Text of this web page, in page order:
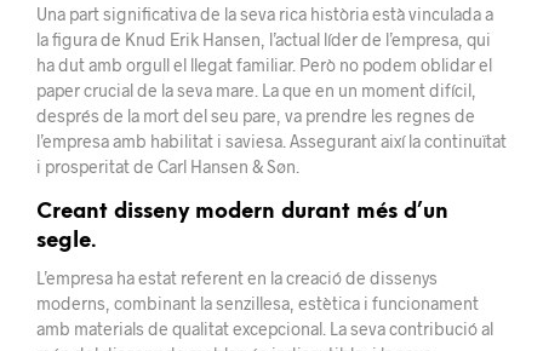
Una part significativa de la seva rica història està vinculada a
la figura de Knud Erik Hansen, l’actual líder de l’empresa, qui
ha dut amb orgull el llegat familiar. Però no podem oblidar el
paper crucial de la seva mare. La que en un moment difícil,
després de la mort del seu pare, va prendre les regnes de
l’empresa amb habilitat i saviesa. Assegurant així la continuïtat
i prosperitat de Carl Hansen & Søn.
Creant disseny modern durant més d’un
segle.
L’empresa ha estat referent en la creació de dissenys
moderns, combinant la senzillesa, estètica i funcionament
amb materials de qualitat excepcional. La seva contribució al